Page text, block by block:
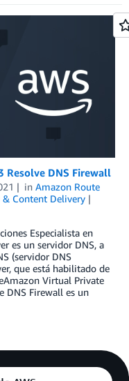
Resolve DNS Firewall
in Amazon Route
Content Delivery
Especialista en
es un servidor DNS, a
(servidor DNS
que está habilitado de
Virtual Private
DNS Firewall es un